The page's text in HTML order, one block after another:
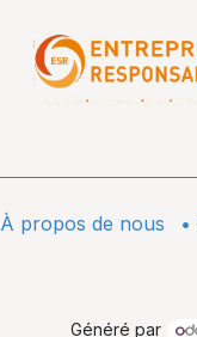
À propos de nous •
Généré par